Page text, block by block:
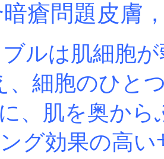
瘡問題皮膚
ルは肌細胞
、細胞のひと
に、肌を奥か
グ効果の高